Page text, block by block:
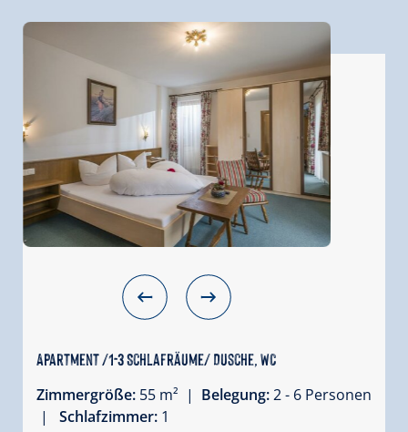
Apartment /1-3 Schlafräume/ Dusche, WC
Zimmergröße: 55 m² | Belegung:2 - 6 Personen
|
Schlafzimmer: 1